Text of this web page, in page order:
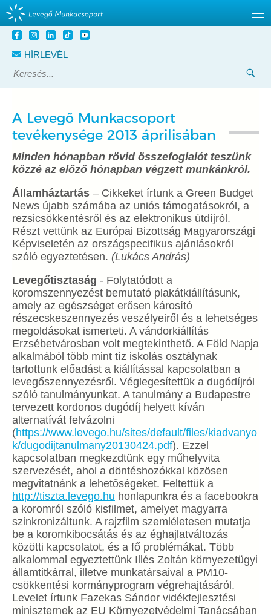
Tovább
tartalomra
HÍRLEVÉL
Keresés:
A Levegő Munkacsoport
tevékenysége 2013 áprilisában
Minden hónapban rövid összefoglalót teszünk
közzé az előző hónapban végzett munkánkról.
Államháztartás – Cikkeket írtunk a Green Budget
News újabb számába az uniós támogatásokról, a
rezsicsökkentésről és az elektronikus útdíjról.
Részt vettünk az Európai Bizottság Magyarországi
Képviseletén az országspecifikus ajánlásokról
szóló egyeztetésen. (Lukács András)
Levegőtisztaság - Folytatódott a
koromszennyezést bemutató plakátkiállításunk,
amely az egészséget erősen károsító
részecskeszennyezés veszélyeiről és a lehetséges
megoldásokat ismerteti. A vándorkiállítás
Erzsébetvárosban volt megtekinthető. A Föld Napja
alkalmából több mint tíz iskolás osztálynak
tartottunk előadást a kiállítással kapcsolatban a
levegőszennyezésről. Véglegesítettük a dugódíjról
szóló tanulmányunkat. A tanulmány a Budapestre
tervezett kordonos dugódíj helyett kíván
alternatívát felvázolni
(https://www.levego.hu/sites/default/files/kiadvanyo
k/dugodijtanulmany20130424.pdf). Ezzel
kapcsolatban megkezdtünk egy műhelyvita
szervezését, ahol a döntéshozókkal közösen
megvitatnánk a lehetőségeket. Feltettük a
http://tiszta.levego.hu honlapunkra és a facebookra
a koromról szóló kisfilmet, amelyet magyarra
szinkronizáltunk. A rajzfilm szemléletesen mutatja
be a koromkibocsátás és az éghajlatváltozás
közötti kapcsolatot, és a fő problémákat. Több
alkalommal egyeztettünk Illés Zoltán környezetügyi
államtitkárral, illetve munkatársaival a PM10-
csökkentési kormányprogram végrehajtásáról.
Levelet írtunk Fazekas Sándor vidékfejlesztési
miniszternek az EU Környezetvédelmi Tanácsában